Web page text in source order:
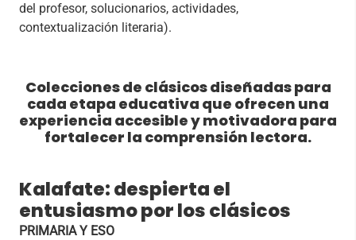
del profesor, solucionarios, actividades,
contextualización literaria).
Colecciones de clásicos diseñadas para
cada etapa educativa que ofrecen una
experiencia accesible y motivadora para
fortalecer la comprensión lectora.
Kalafate: despierta el
entusiasmo por los clásicos
PRIMARIA Y ESO